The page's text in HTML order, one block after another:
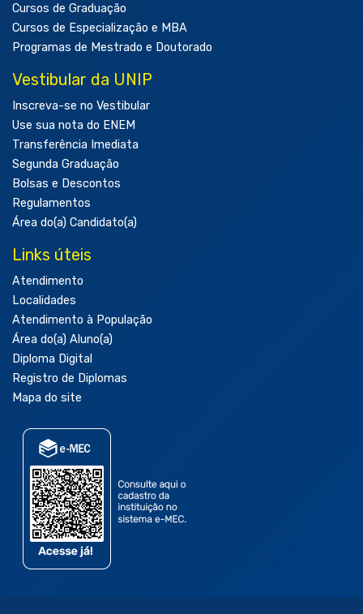
Cursos de Graduação
Cursos de Especialização e MBA
Programas de Mestrado e Doutorado
Vestibular da UNIP
Inscreva-se no Vestibular
Use sua nota do ENEM
Transferência Imediata
Segunda Graduação
Bolsas e Descontos
Regulamentos
Área do(a) Candidato(a)
Links úteis
Atendimento
Localidades
Atendimento à População
Área do(a) Aluno(a)
Diploma Digital
Registro de Diplomas
Mapa do site